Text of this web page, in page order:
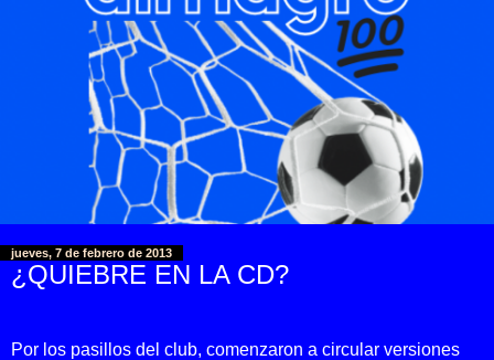
jueves, 7 de febrero de 2013
¿QUIEBRE EN LA CD?
Por los pasillos del club, comenzaron a circular versiones